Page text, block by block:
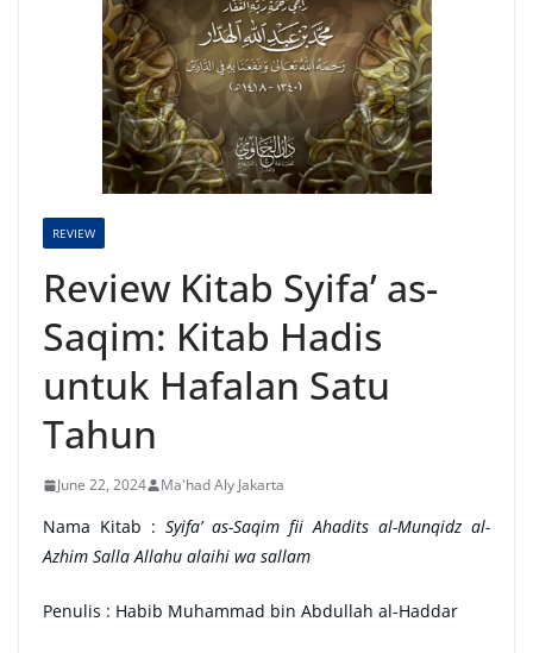
REVIEW
Review Kitab Syifa’ as-
Saqim: Kitab Hadis
untuk Hafalan Satu
Tahun
June 22, 2024 Ma'had Aly Jakarta
Nama Kitab : Syifa’ as-Saqim fii Ahadits al-Munqidz al-
Azhim Salla Allahu alaihi wa sallam
Penulis : Habib Muhammad bin Abdullah al-Haddar